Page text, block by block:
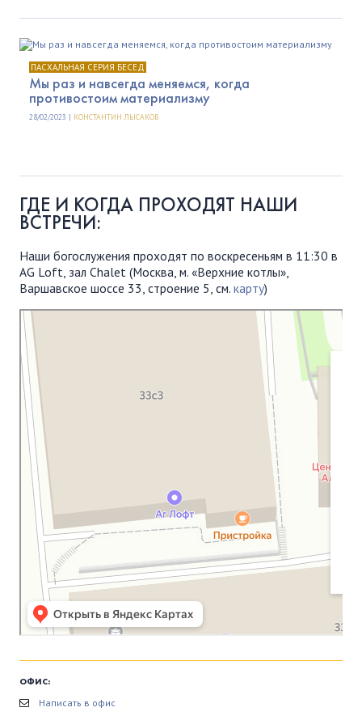
ПАСХАЛЬНАЯ СЕРИЯ БЕСЕД
Мы раз и навсегда меняемся, когда
противостоим материализму
28/02/2023 | КОНСТАНТИН ЛЫСАКОВ
ГДЕ И КОГДА ПРОХОДЯТ НАШИ
ВСТРЕЧИ:
Наши богослужения проходят по воскресеньям в 11:30 в
AG Loft, зал Chalet (Москва, м. «Верхние котлы»,
Варшавское шоссе 33, строение 5, см. карту)
Московская Библейская Церковь
Протестантская церковь в Москве
ОФИС:
Написать в офис